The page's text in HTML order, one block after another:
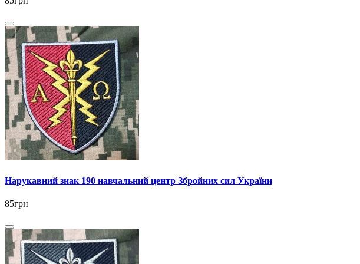
Нарукавний знак 190 навчальний центр Збройних сил України
85грн